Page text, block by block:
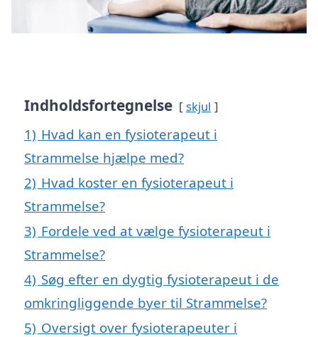
Indholdsfortegnelse skjul
1) Hvad kan en fysioterapeut i
Strammelse hjælpe med?
2) Hvad koster en fysioterapeut i
Strammelse?
3) Fordele ved at vælge fysioterapeut i
Strammelse?
4) Søg efter en dygtig fysioterapeut i de
omkringliggende byer til Strammelse?
5) Oversigt over fysioterapeuter i